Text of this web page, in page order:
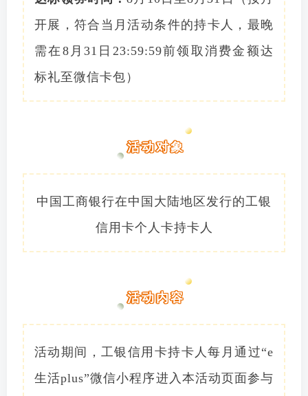
开展，符合当月活动条件的持卡人，最晚
需在8月31日23:59:59前领取消费金额达
标礼至微信卡包）
活动对象
中国工商银行在中国大陆地区发行的工银
信用卡个人卡持卡人
活动内容
活动期间，工银信用卡持卡人每月通过“e
生活plus”微信小程序进入本活动页面参与